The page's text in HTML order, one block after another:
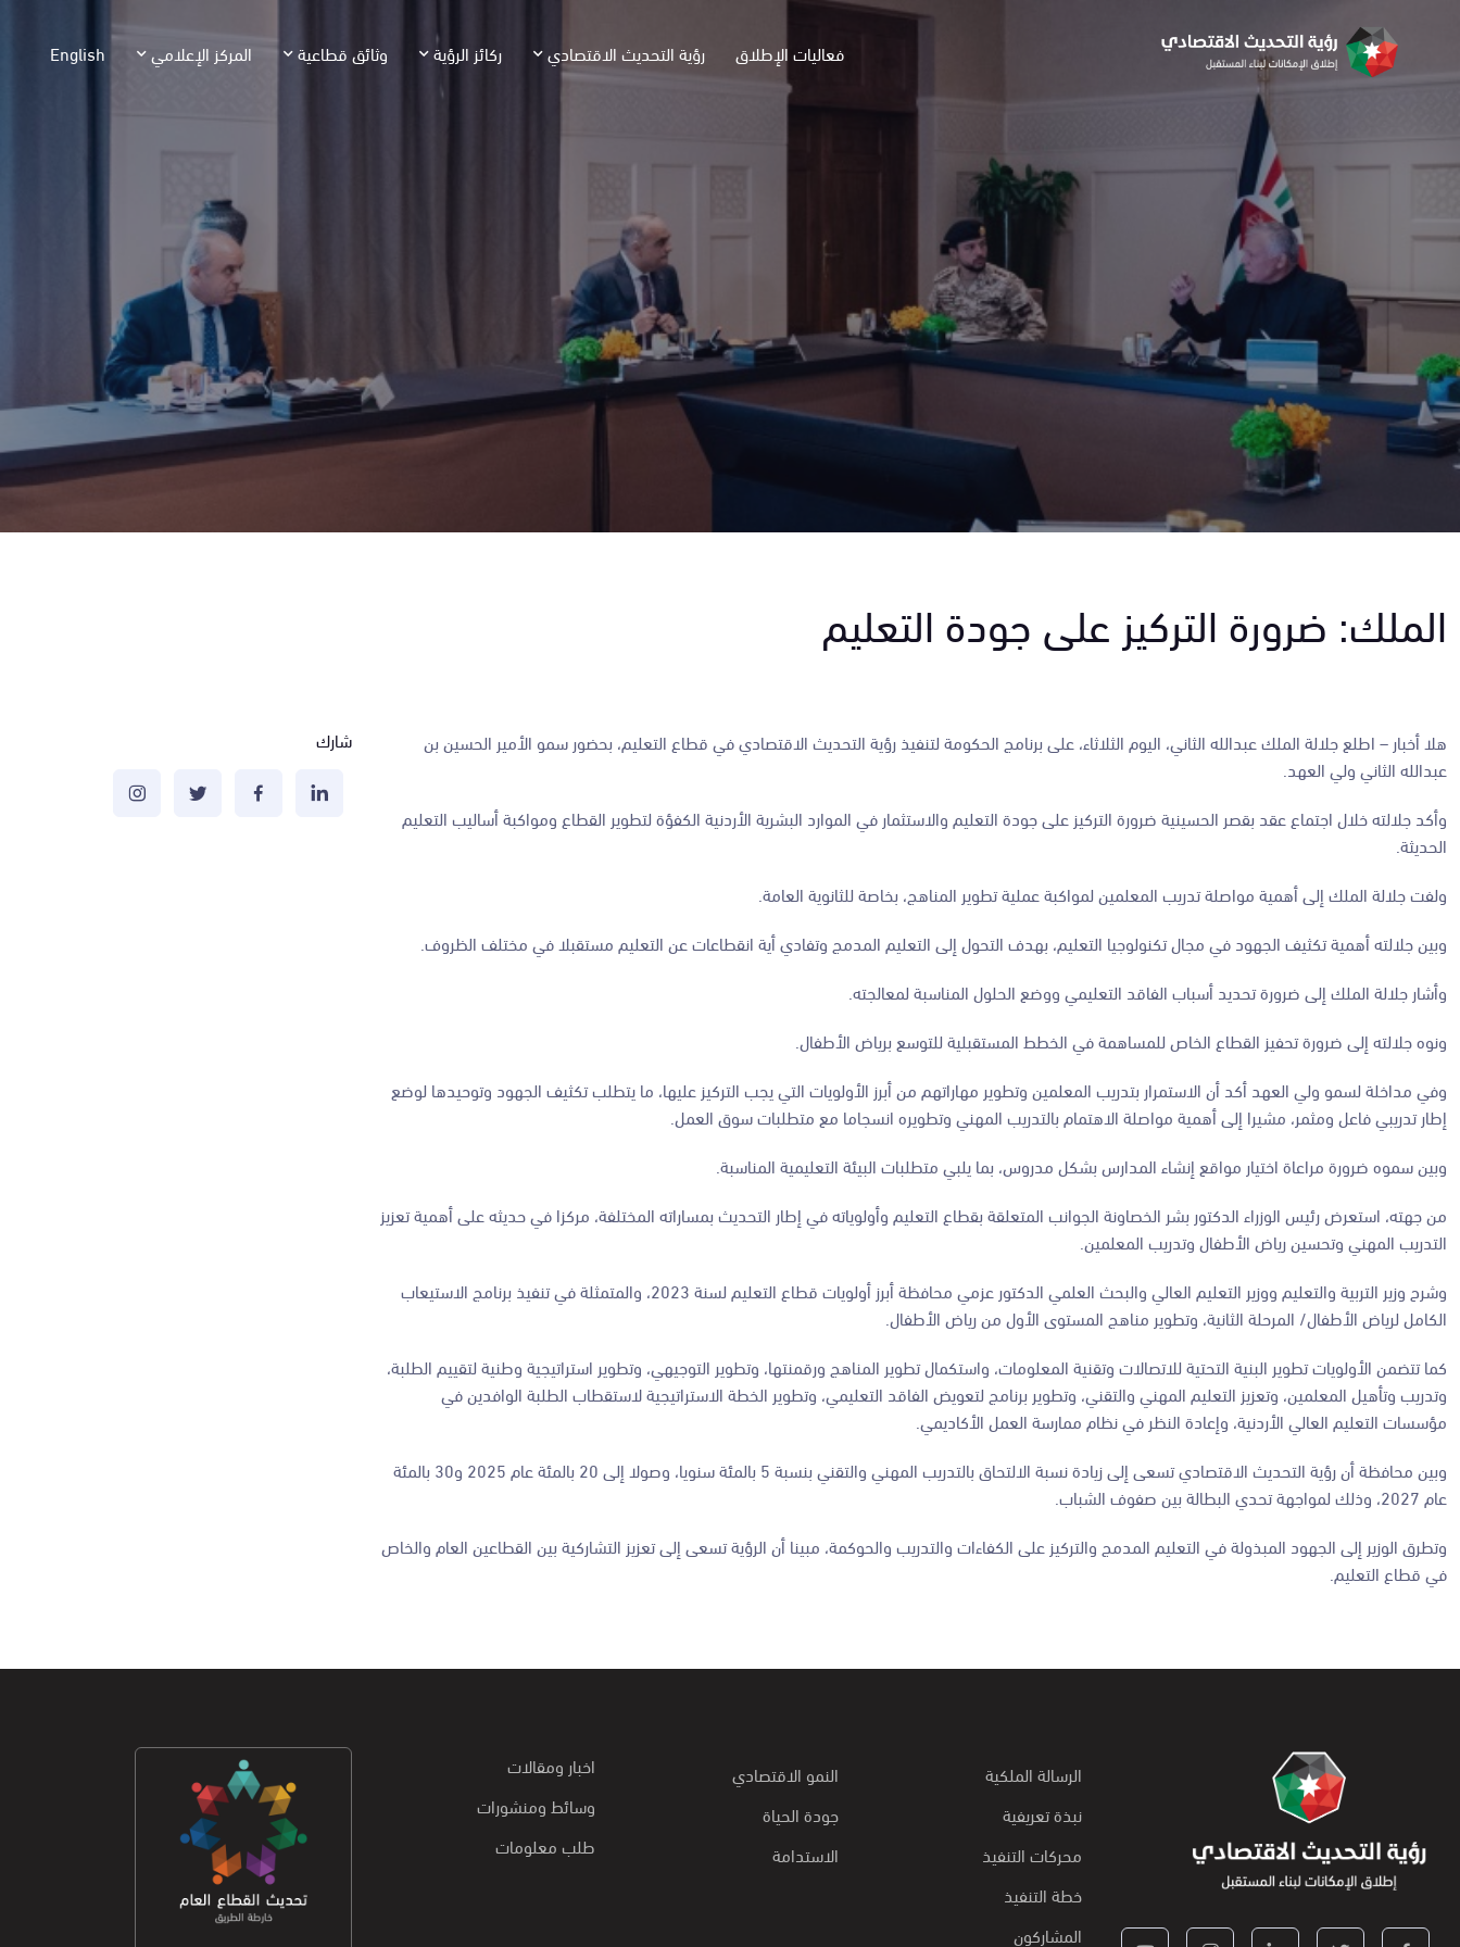
فعاليات الإطلاق رؤية التحديث الاقتصادي ركائز الرؤية وثائق قطاعية المركز الإعلامي English
الملك: ضرورة التركيز على جودة التعليم
هلا أخبار – اطلع جلالة الملك عبدالله الثاني، اليوم الثلاثاء، على برنامج الحكومة لتنفيذ رؤية التحديث الاقتصادي في قطاع التعليم، بحضور سمو الأمير الحسين بن
عبدالله الثاني ولي العهد.
وأكد جلالته خلال اجتماع عقد بقصر الحسينية ضرورة التركيز على جودة التعليم والاستثمار في الموارد البشرية الأردنية الكفؤة لتطوير القطاع ومواكبة أساليب التعليم
الحديثة.
ولفت جلالة الملك إلى أهمية مواصلة تدريب المعلمين لمواكبة عملية تطوير المناهج، بخاصة للثانوية العامة.
وبين جلالته أهمية تكثيف الجهود في مجال تكنولوجيا التعليم، بهدف التحول إلى التعليم المدمج وتفادي أية انقطاعات عن التعليم مستقبلا في مختلف الظروف.
وأشار جلالة الملك إلى ضرورة تحديد أسباب الفاقد التعليمي ووضع الحلول المناسبة لمعالجته.
ونوه جلالته إلى ضرورة تحفيز القطاع الخاص للمساهمة في الخطط المستقبلية للتوسع برياض الأطفال.
وفي مداخلة لسمو ولي العهد أكد أن الاستمرار بتدريب المعلمين وتطوير مهاراتهم من أبرز الأولويات التي يجب التركيز عليها، ما يتطلب تكثيف الجهود وتوحيدها لوضع
إطار تدريبي فاعل ومثمر، مشيرا إلى أهمية مواصلة الاهتمام بالتدريب المهني وتطويره انسجاما مع متطلبات سوق العمل.
وبين سموه ضرورة مراعاة اختيار مواقع إنشاء المدارس بشكل مدروس، بما يلبي متطلبات البيئة التعليمية المناسبة.
من جهته، استعرض رئيس الوزراء الدكتور بشر الخصاونة الجوانب المتعلقة بقطاع التعليم وأولوياته في إطار التحديث بمساراته المختلفة، مركزا في حديثه على أهمية تعزيز
التدريب المهني وتحسين رياض الأطفال وتدريب المعلمين.
وشرح وزير التربية والتعليم ووزير التعليم العالي والبحث العلمي الدكتور عزمي محافظة أبرز أولويات قطاع التعليم لسنة 2023، والمتمثلة في تنفيذ برنامج الاستيعاب
الكامل لرياض الأطفال/ المرحلة الثانية، وتطوير مناهج المستوى الأول من رياض الأطفال.
كما تتضمن الأولويات تطوير البنية التحتية للاتصالات وتقنية المعلومات، واستكمال تطوير المناهج ورقمنتها، وتطوير التوجيهي، وتطوير استراتيجية وطنية لتقييم الطلبة،
وتدريب وتأهيل المعلمين، وتعزيز التعليم المهني والتقني، وتطوير برنامج لتعويض الفاقد التعليمي، وتطوير الخطة الاستراتيجية لاستقطاب الطلبة الوافدين في
مؤسسات التعليم العالي الأردنية، وإعادة النظر في نظام ممارسة العمل الأكاديمي.
وبين محافظة أن رؤية التحديث الاقتصادي تسعى إلى زيادة نسبة الالتحاق بالتدريب المهني والتقني بنسبة 5 بالمئة سنويا، وصولا إلى 20 بالمئة عام 2025 و30 بالمئة
عام 2027، وذلك لمواجهة تحدي البطالة بين صفوف الشباب.
وتطرق الوزير إلى الجهود المبذولة في التعليم المدمج والتركيز على الكفاءات والتدريب والحوكمة، مبينا أن الرؤية تسعى إلى تعزيز التشاركية بين القطاعين العام والخاص
في قطاع التعليم.
شارك
الرسالة الملكية
نبذة تعريفية
محركات التنفيذ
خطة التنفيذ
المشاركون
النمو الاقتصادي
جودة الحياة
الاستدامة
اخبار ومقالات
وسائط ومنشورات
طلب معلومات